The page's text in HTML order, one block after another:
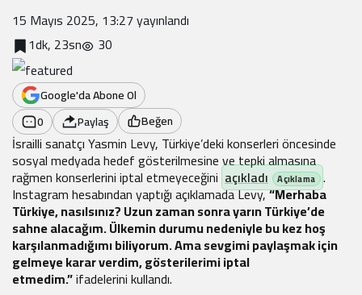
15 Mayıs 2025, 13:27yayınlandı
1dk, 23sn
30
Google'da Abone Ol
0
Paylaş Beğen
İsrailli sanatçı Yasmin Levy, Türkiye’deki konserleri öncesinde
sosyal medyada hedef gösterilmesine ve tepki almasına
rağmen konserlerini iptal etmeyeceğini açıkladı .
Instagram hesabından yaptığı açıklamada Levy,“Merhaba
Türkiye, nasılsınız? Uzun zaman sonra yarın Türkiye’de
sahne alacağım. Ülkemin durumu nedeniyle bu kez hoş
karşılanmadığımı biliyorum. Ama sevgimi paylaşmak için
gelmeye karar verdim, gösterilerimi iptal
etmedim.”ifadelerini kullandı.